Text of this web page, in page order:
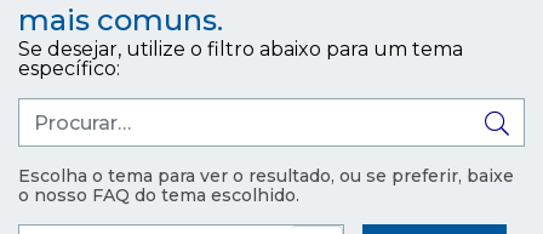
mais comuns.
Se desejar, utilize o filtro abaixo para um tema
específico:
Escolha o tema para ver o resultado, ou se preferir, baixe
o nosso FAQ do tema escolhido.